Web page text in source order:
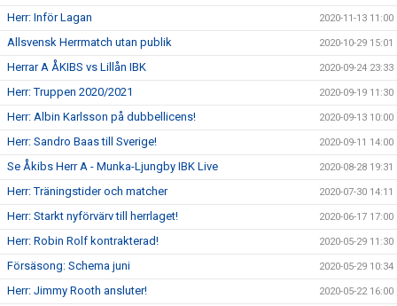
Herr: Inför Lagan 2020-11-13 11:00
Allsvensk Herrmatch utan publik 2020-10-29 15:01
Herrar A ÅKIBS vs Lillån IBK 2020-09-24 23:33
Herr: Truppen 2020/2021 2020-09-19 11:30
Herr: Albin Karlsson på dubbellicens! 2020-09-13 10:00
Herr: Sandro Baas till Sverige! 2020-09-11 14:00
Se Åkibs Herr A - Munka-Ljungby IBK Live 2020-08-28 19:31
Herr: Träningstider och matcher 2020-07-30 14:11
Herr: Starkt nyförvärv till herrlaget! 2020-06-17 17:00
Herr: Robin Rolf kontrakterad! 2020-05-29 11:30
Försäsong: Schema juni 2020-05-29 10:34
Herr: Jimmy Rooth ansluter! 2020-05-22 16:00